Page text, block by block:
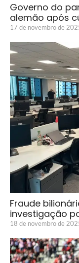
Governo do
alemão após
17 de novembro de
Fraude
investigação
18 de novembro de